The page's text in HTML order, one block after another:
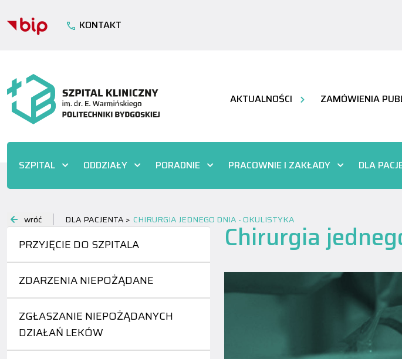
KONTAKT
AKTUALNOŚCI ZAMÓWIENIA
SZPITAL ODDZIAŁY PORADNIE PRACOWNIE I ZAKŁADY DLA
wróć DLA PACJENTA > CHIRURGIA JEDNEGO DNIA - OKULISTYKA
PRZYJĘCIE DO SZPITALA
ZDARZENIA NIEPOŻĄDANE
ZGŁASZANIE NIEPOŻĄDANYCH
DZIAŁAŃ LEKÓW
Chirurgia